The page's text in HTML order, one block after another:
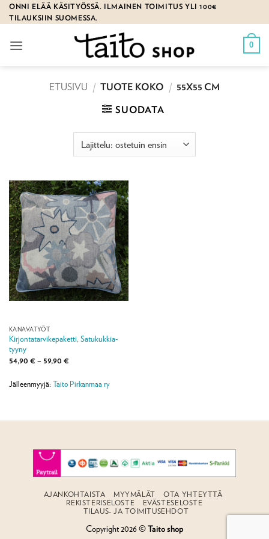
Skip
to
ONNI ELÄÄ KÄSITYÖSSÄ. ILMAINEN TOIMITUS YLI 100€
TILAUKSIIN SUOMESSA.
0
ETUSIVU / TUOTE KOKO / 55X55 CM
SUODATA
KANAVATYÖT
Kirjontatarvikepaketti, Satukukkia-
tyyny
54,90 € – 59,90 €Hintaluokka:
59,90 €
Jälleenmyyjä: Taito Pirkanmaa ry
AJANKOHTAISTA MYYMÄLÄT
OTA YHTEYTTÄ
REKISTERISELOSTE
EVÄSTESELOSTE
TILAUS- JA TOIMITUSEHDOT
Copyright 2026 ©Taito shop